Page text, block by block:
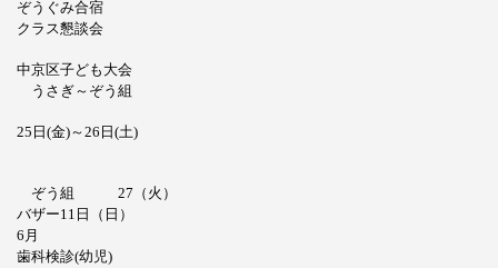
ぞうぐみ合宿
クラス懇談会
中京区子ども大会
うさぎ～ぞう組
25日(金)～26日(土)
ぞう組 27（火）
バザー11日（日）
6月
歯科検診(幼児)